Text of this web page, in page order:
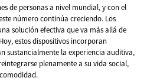
de personas a nivel mundial, y con el
número continúa creciendo. Los
solución efectiva que va más allá de
estos dispositivos incorporan
sustancialmente la experiencia auditiva,
plenamente a su vida social,